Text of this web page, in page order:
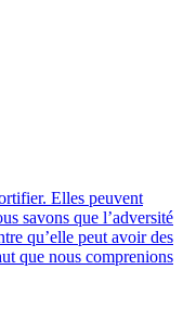
Elles peuvent
savons que l’adversité
qu’elle peut avoir des
que nous comprenions